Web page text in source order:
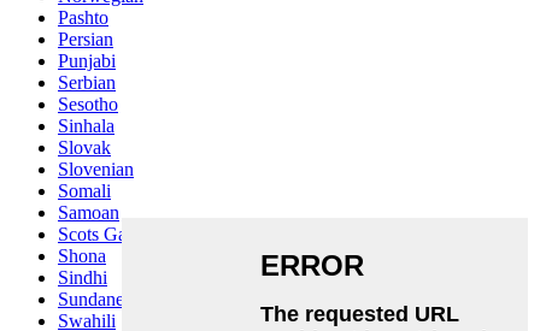
Pashto
Persian
Punjabi
Serbian
Sesotho
Sinhala
Slovak
Slovenian
Somali
Samoan
Scots Gaelic
Shona
Sindhi
Sundanese
Swahili